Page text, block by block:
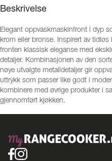
Beskrivelse
Elegant oppvaskmaskinfront i dyp
krom eller bronse. Inspirert av
fronten klassisk eleganse med
detaljer. Kombinasjonen av den
nøye utvalgte metalldetaljer gir
uttrykk som passer like godt i
kombinere med øvrige produkter i
gjennomført kjøkken.